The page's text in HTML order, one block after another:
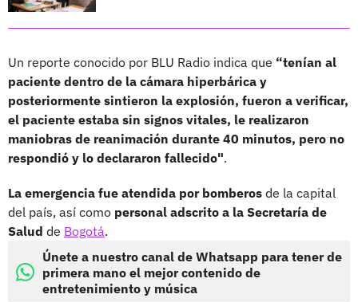
Un reporte conocido por BLU Radio indica que “tenían al
paciente dentro de la cámara hiperbárica y
posteriormente sintieron la explosión, fueron a verificar,
el paciente estaba sin signos vitales, le realizaron
maniobras de reanimación durante 40 minutos, pero no
respondió y lo declararon fallecido".
La emergencia fue atendida por bomberos de la capital
del país, así como personal adscrito a la Secretaría de
Salud de Bogotá.
Únete a nuestro canal de Whatsapp para tener de
primera mano el mejor contenido de
entretenimiento y música